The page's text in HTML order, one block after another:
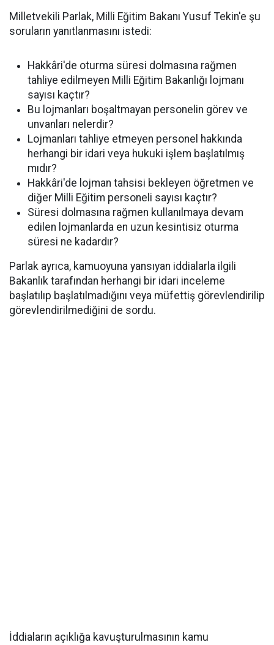
Milletvekili Parlak, Milli Eğitim Bakanı Yusuf Tekin'e şu
soruların yanıtlanmasını istedi:
Hakkâri'de oturma süresi dolmasına rağmen
tahliye edilmeyen Milli Eğitim Bakanlığı lojmanı
sayısı kaçtır?
Bu lojmanları boşaltmayan personelin görev ve
unvanları nelerdir?
Lojmanları tahliye etmeyen personel hakkında
herhangi bir idari veya hukuki işlem başlatılmış
mıdır?
Hakkâri'de lojman tahsisi bekleyen öğretmen ve
diğer Milli Eğitim personeli sayısı kaçtır?
Süresi dolmasına rağmen kullanılmaya devam
edilen lojmanlarda en uzun kesintisiz oturma
süresi ne kadardır?
Parlak ayrıca, kamuoyuna yansıyan iddialarla ilgili
Bakanlık tarafından herhangi bir idari inceleme
başlatılıp başlatılmadığını veya müfettiş görevlendirilip
görevlendirilmediğini de sordu.
İddiaların açıklığa kavuşturulmasının kamu